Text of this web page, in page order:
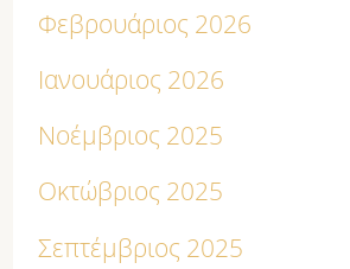
Φεβρουάριος 2026
Ιανουάριος 2026
Νοέμβριος 2025
Οκτώβριος 2025
Σεπτέμβριος 2025